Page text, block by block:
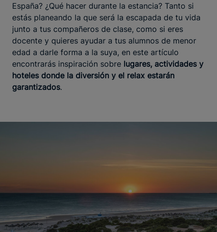
España? ¿Qué hacer durante la estancia? Tanto si
estás planeando la que será la escapada de tu vida
junto a tus compañeros de clase, como si eres
docente y quieres ayudar a tus alumnos de menor
edad a darle forma a la suya, en este artículo
encontrarás inspiración sobre lugares, actividades y
hoteles donde la diversión y el relax estarán
garantizados.